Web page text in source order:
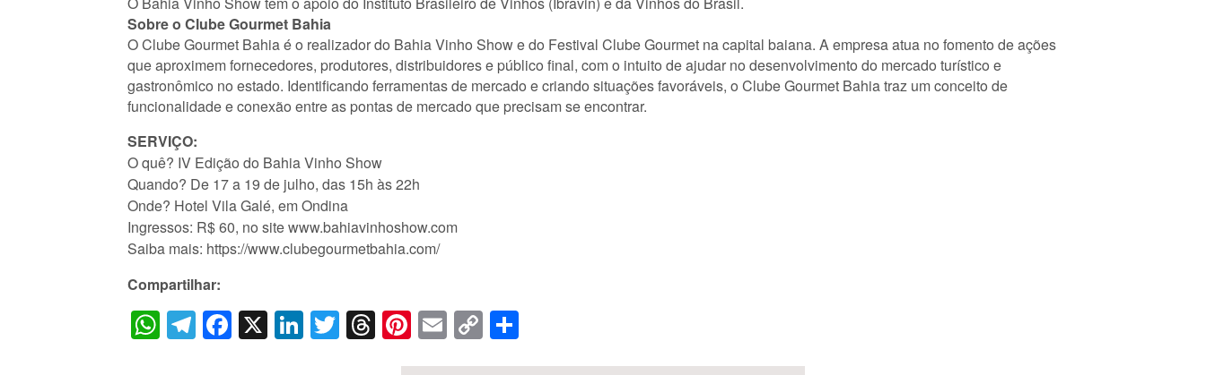
Sobre o Clube Gourmet Bahia
O Clube Gourmet Bahia é o realizador do Bahia Vinho Show e do Festival Clube Gourmet na capital baiana. A empresa atua no fomento de ações
que aproximem fornecedores, produtores, distribuidores e público final, com o intuito de ajudar no desenvolvimento do mercado turístico e
gastronômico no estado. Identificando ferramentas de mercado e criando situações favoráveis, o Clube Gourmet Bahia traz um conceito de
funcionalidade e conexão entre as pontas de mercado que precisam se encontrar.
SERVIÇO:
O quê? IV Edição do Bahia Vinho Show
Quando? De 17 a 19 de julho, das 15h às 22h
Onde? Hotel Vila Galé, em Ondina
Ingressos: R$ 60, no site www.bahiavinhoshow.com
Saiba mais: https://www.clubegourmetbahia.com/
Compartilhar:
WhatsApp
Telegram
Facebook
X LinkedIn
Twitter
Threads
Pinterest
Email
Copy
Link